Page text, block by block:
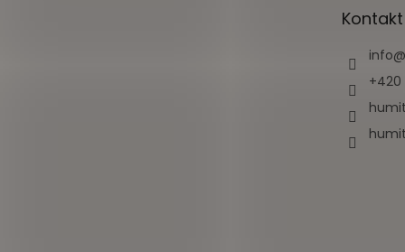
Kontakt
info@
+420